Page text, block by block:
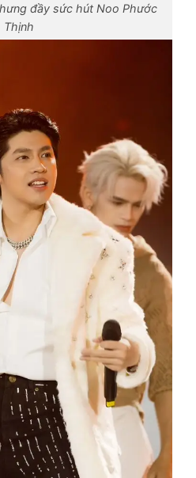
đầy sức hút Noo Phước
Thịnh